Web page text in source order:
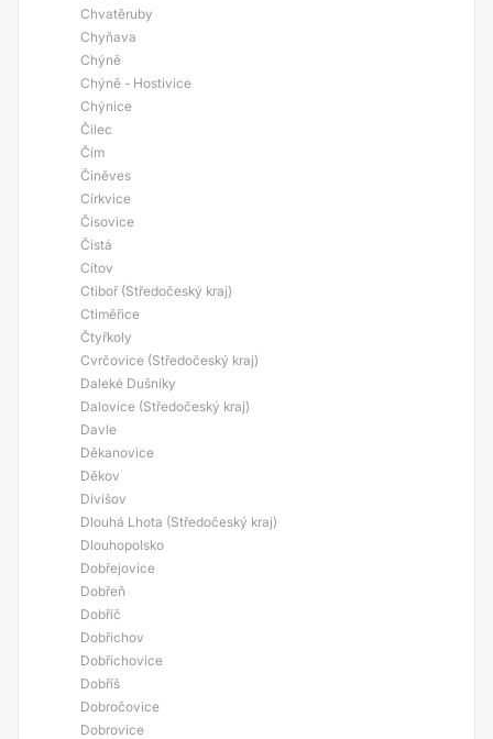
Chvatěruby
Chyňava
Chýně
Chýně - Hostivice
Chýnice
Čilec
Čím
Činěves
Církvice
Čisovice
Čistá
Cítov
Ctiboř (Středočeský kraj)
Ctiměřice
Čtyřkoly
Cvrčovice (Středočeský kraj)
Daleké Dušníky
Dalovice (Středočeský kraj)
Davle
Děkanovice
Děkov
Divišov
Dlouhá Lhota (Středočeský kraj)
Dlouhopolsko
Dobřejovice
Dobřeň
Dobříč
Dobřichov
Dobřichovice
Dobříš
Dobročovice
Dobrovice